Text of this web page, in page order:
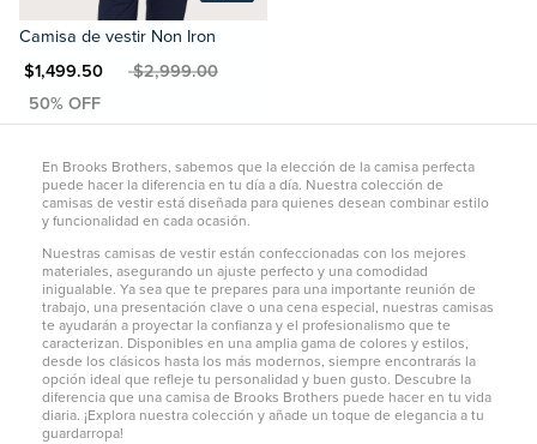
Camisa de vestir Non Iron
$1,499.50MXN $2,999.00
En Brooks Brothers, sabemos que la elección de la camisa perfecta
puede hacer la diferencia en tu día a día. Nuestra colección de
camisas de vestir está diseñada para quienes desean combinar estilo
y funcionalidad en cada ocasión.
Nuestras camisas de vestir están confeccionadas con los mejores
materiales, asegurando un ajuste perfecto y una comodidad
inigualable. Ya sea que te prepares para una importante reunión de
trabajo, una presentación clave o una cena especial, nuestras camisas
te ayudarán a proyectar la confianza y el profesionalismo que te
caracterizan. Disponibles en una amplia gama de colores y estilos,
desde los clásicos hasta los más modernos, siempre encontrarás la
opción ideal que refleje tu personalidad y buen gusto. Descubre la
diferencia que una camisa de Brooks Brothers puede hacer en tu vida
diaria. ¡Explora nuestra colección y añade un toque de elegancia a tu
guardarropa!